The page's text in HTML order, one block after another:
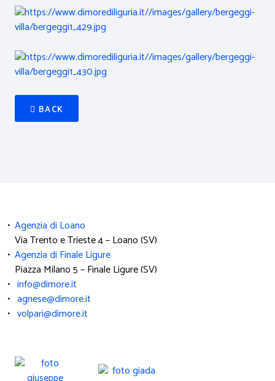
BACK
• Agenzia di Loano
Via Trento e Trieste 4 – Loano (SV)
• Agenzia di Finale Ligure
Piazza Milano 5 – Finale Ligure (SV)
• info@dimore.it
• agnese@dimore.it
• volpari@dimore.it